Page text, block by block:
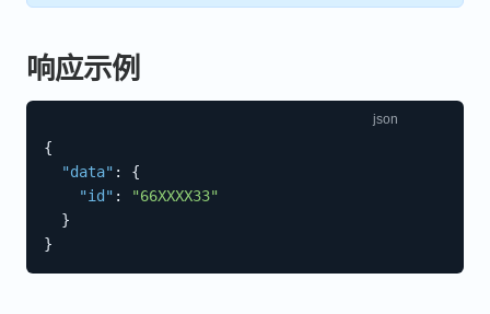
响应示例
{
"data" :
{
"id" :
"66XXXX33"
}
}